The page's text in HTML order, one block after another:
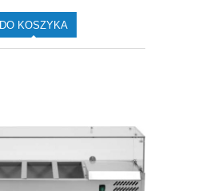
DO KOSZYKA